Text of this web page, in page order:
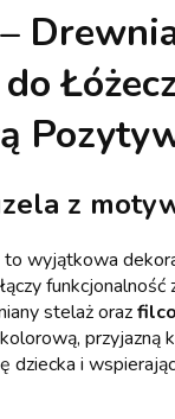
z
to wyjątkowa
funkcjonalność
stelaż oraz
przyjazną
dziecka i